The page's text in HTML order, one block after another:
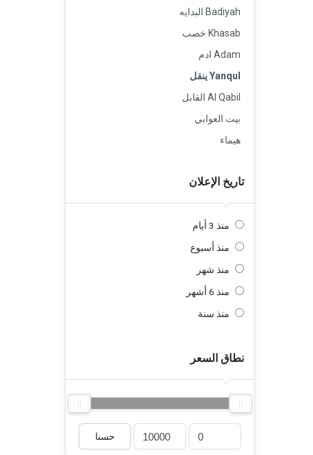
Badiyah البدايه
Khasab خصب
Adam ادم
Yanqul ينقل
Al Qabil القابل
بيت العوابي
هيماء
تاريخ الإعلان
منذ 3 أيام
منذ أسبوع
منذ شهر
منذ 6 أشهر
منذ سنة
نطاق السعر
حسنا